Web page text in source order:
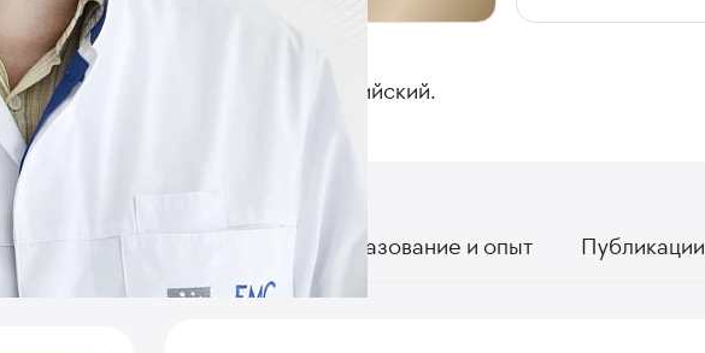
Русский, английский.
Образование и опыт Публикации